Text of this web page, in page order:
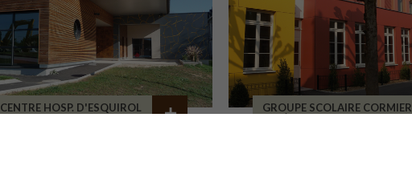
CENTRE HOSP. D'ESQUIROL
GROUPE SCOLAIRE CORMIER